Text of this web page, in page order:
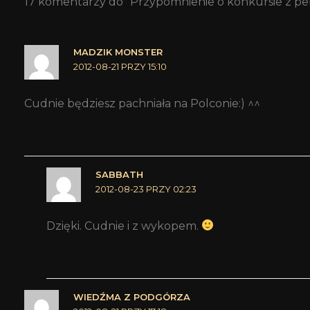
MADZIK MONSTER
2012-08-21 PRZY 15:10
Cudnie będziesz pachniała na Polconie:) ^^
SABBATH
2012-08-23 PRZY 02:23
Dzięki. Cudnie i z wykopem.
WIEDŹMA Z PODGÓRZA